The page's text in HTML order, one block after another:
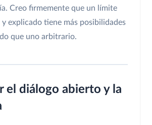
Creo firmemente que un límite
y explicado tiene más posibilidades
que uno arbitrario.
el diálogo abierto y la